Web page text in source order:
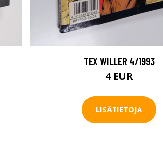
TEX WILLER 4/1993
4 EUR
LISÄTIETOJA